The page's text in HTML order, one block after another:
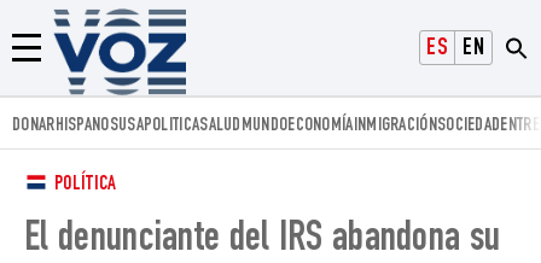
ESPAÑOLENGLISH
Menú
Voz.us
DONARHISPANOSUSAPOLITICASALUD MUNDOECONOMÍAINMIGRACIÓNSOCIEDAD
POLÍTICA
El denunciante del IRS abandona su